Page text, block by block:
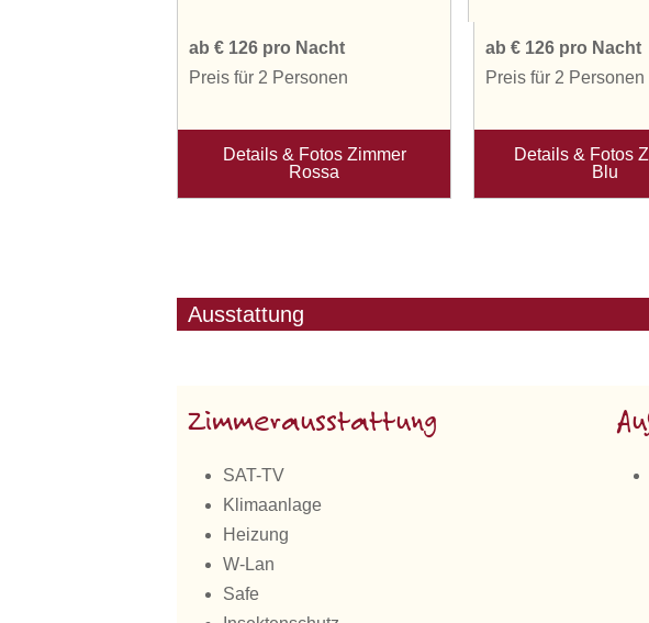
ab € 126 pro Nacht
Preis für 2 Personen
Details & Fotos Zimmer
Rossa
ab € 126 pro Nacht
Preis für 2 Personen
Details & Fotos
Blu
Ausstattung
Zimmerausstattung
SAT-TV
Klimaanlage
Heizung
W-Lan
Safe